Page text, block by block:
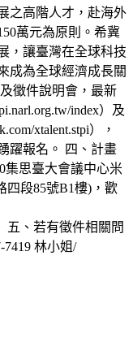
之高階人才，赴海外
萬元為原則。希冀
，讓臺灣在全球科技
成為全球經濟成長關
徵件說明會，最新
index）及
xtalent.stpi），
躍報名。 四、計畫
集思臺大會議中心米
四段85號B1樓)，歡
五、若有徵件相關問
林小姐/